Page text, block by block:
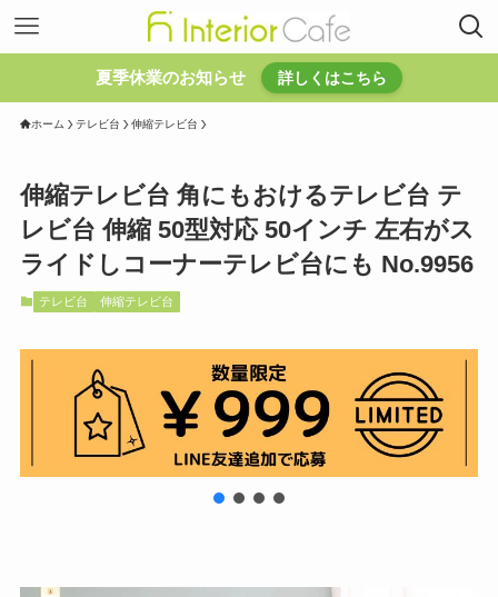
夏季休業のお知らせ 詳しくはこちら
ホーム テレビ台 伸縮テレビ台
伸縮テレビ台 角にもおけるテレビ台 テ
レビ台 伸縮 50型対応 50インチ 左右がス
ライドしコーナーテレビ台にも No.9956
テレビ台 伸縮テレビ台